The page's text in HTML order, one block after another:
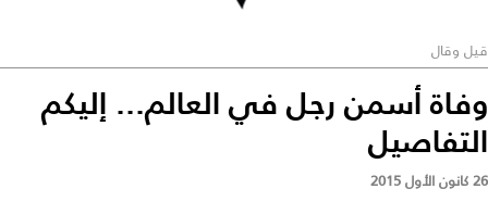
قيل وقال
وفاة أسمن رجل في العالم... إليكم
التفاصيل
26 كانون الأول 2015